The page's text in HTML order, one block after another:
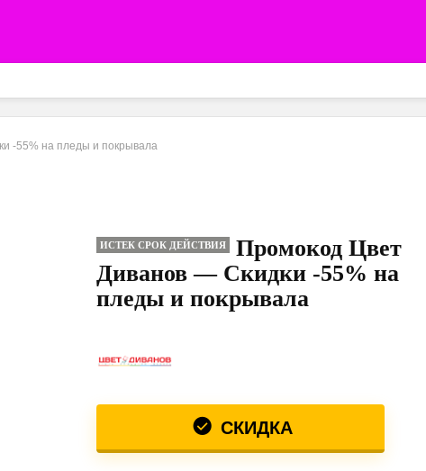
-55% на пледы и покрывала
ИСТЕК СРОК ДЕЙСТВИЯ
Промокод Цвет
Диванов — Скидки -55% на
пледы и покрывала
СКИДКА